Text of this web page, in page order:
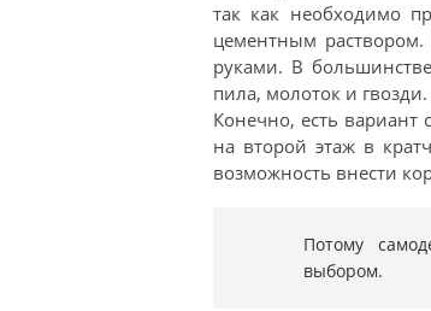
так как необходимо
цементным раствором.
руками. В
пила, молоток и гвозди.
Конечно, есть вариант
на второй этаж в
возможность внести
Потому
выбором.